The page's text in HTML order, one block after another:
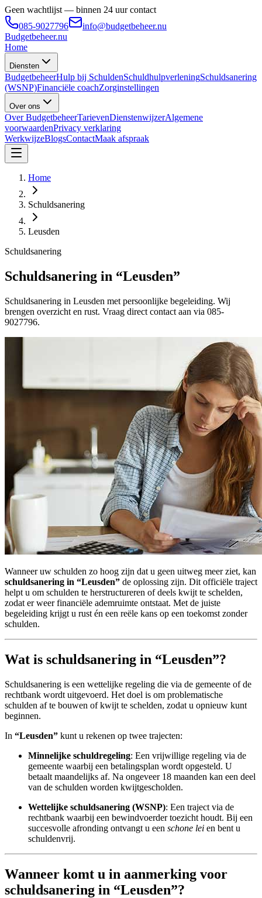
Geen wachtlijst — binnen 24 uur contact
085-9027796
info@budgetbeheer.nu
Budgetbeheer.nu
Home
Diensten
BudgetbeheerHulp bij SchuldenSchuldhulpverleningSchuldsanering
(WSNP)Financiële coachZorginstellingen
Over ons
Over BudgetbeheerTarievenDienstenwijzerAlgemene
voorwaardenPrivacy verklaring
WerkwijzeBlogsContactMaak afspraak
Home
Schuldsanering
Leusden
Schuldsanering
Schuldsanering in “Leusden”
Schuldsanering in Leusden met persoonlijke begeleiding. Wij
brengen overzicht en rust. Vraag direct contact aan via 085-
9027796.
Wanneer uw schulden zo hoog zijn dat u geen uitweg meer ziet, kan
schuldsanering in “Leusden” de oplossing zijn. Dit officiële traject
helpt u om schulden te herstructureren of deels kwijt te schelden,
zodat er weer financiële ademruimte ontstaat. Met de juiste
begeleiding krijgt u rust én een reële kans op een toekomst zonder
schulden.
Wat is schuldsanering in “Leusden”?
Schuldsanering is een wettelijke regeling die via de gemeente of de
rechtbank wordt uitgevoerd. Het doel is om problematische
schulden af te bouwen of kwijt te schelden, zodat u opnieuw kunt
beginnen.
In “Leusden” kunt u rekenen op twee trajecten:
Minnelijke schuldregeling: Een vrijwillige regeling via de
gemeente waarbij een betalingsplan wordt opgesteld. U
betaalt maandelijks af. Na ongeveer 18 maanden kan een deel
van de schulden worden kwijtgescholden.
Wettelijke schuldsanering (WSNP): Een traject via de
rechtbank waarbij een bewindvoerder toezicht houdt. Bij een
succesvolle afronding ontvangt u een schone lei en bent u
schuldenvrij.
Wanneer komt u in aanmerking voor
schuldsanering in “Leusden”?